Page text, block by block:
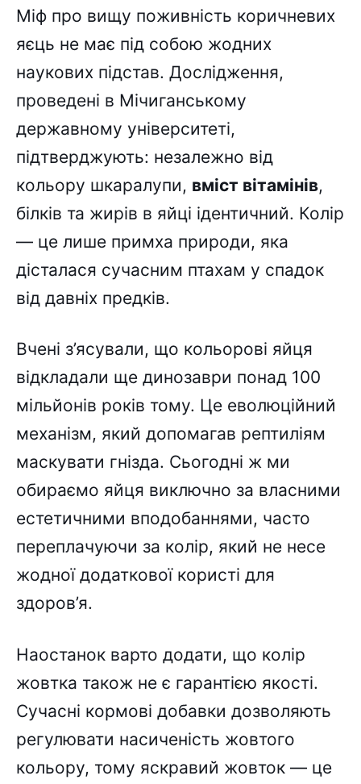
Міф про вищу поживність коричневих
яєць не має під собою жодних
наукових підстав. Дослідження,
проведені в Мічиганському
державному університеті,
підтверджують: незалежно від
кольору шкаралупи, вміст вітамінів,
білків та жирів в яйці ідентичний. Колір
— це лише примха природи, яка
дісталася сучасним птахам у спадок
від давніх предків.
Вчені з’ясували, що кольорові яйця
відкладали ще динозаври понад 100
мільйонів років тому. Це еволюційний
механізм, який допомагав рептиліям
маскувати гнізда. Сьогодні ж ми
обираємо яйця виключно за власними
естетичними вподобаннями, часто
переплачуючи за колір, який не несе
жодної додаткової користі для
здоров’я.
Наостанок варто додати, що колір
жовтка також не є гарантією якості.
Сучасні кормові добавки дозволяють
регулювати насиченість жовтого
кольору, тому яскравий жовток — це